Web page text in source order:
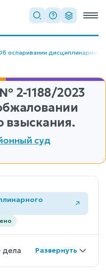
оспаривании дисциплинарных
№ 2-1188/2023
взыскания.
суд
дела